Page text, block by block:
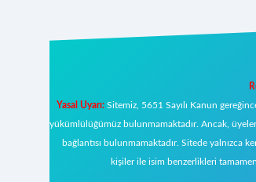
Yasal Uyarı:Sitemiz, 5651 Sayılı Kanun
yükümlülüğümüz bulunmamaktadır. Ancak,
bağlantısı bulunmamaktadır. Sitede yalnızca
kişiler ile isim benzerlikleri